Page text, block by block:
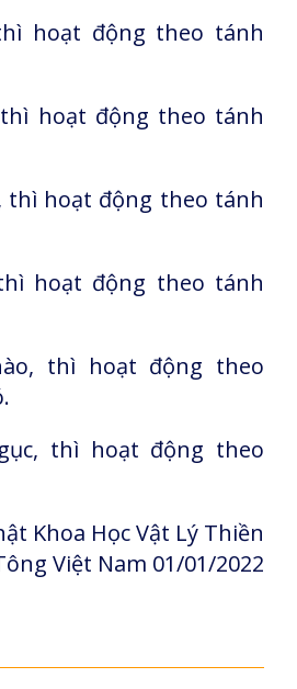
hoạt động theo tánh
hoạt động theo tánh
thì hoạt động theo tánh
hoạt động theo tánh
thì hoạt động theo
thì hoạt động theo
Khoa Học Vật Lý Thiền
Việt Nam 01/01/2022